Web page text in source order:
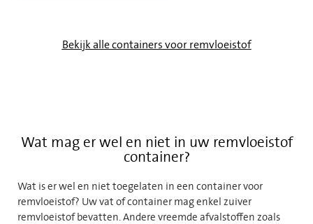
Bekijk alle containers voor remvloeistof
Wat mag er wel en niet in uw remvloeistof
container?
Wat is er wel en niet toegelaten in een container voor
remvloeistof? Uw vat of container mag enkel zuiver
remvloeistof bevatten. Andere vreemde afvalstoffen zoals